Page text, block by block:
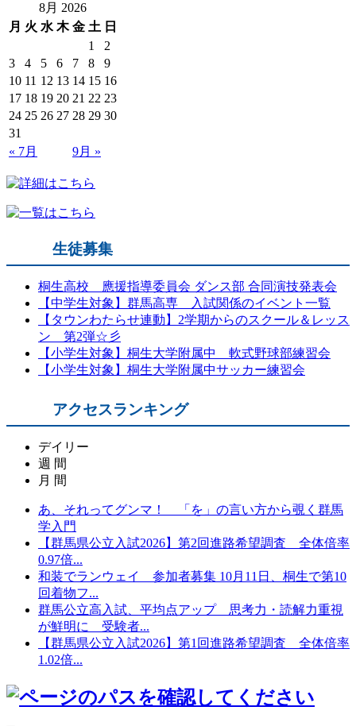
8月 2026
月 火 水 木 金 土 日
1
2
3
4 5 6 7 8
9
10 11 12 13 14 15 16
17 18 19 20 21 22 23
24 25 26 27 28 29 30
31
« 7月
9月 »
生徒募集
桐生高校 應援指導委員会 ダンス部 合同演技発表会
【中学生対象】群馬高専 入試関係のイベント一覧
【タウンわたらせ連動】2学期からのスクール＆レッス
ン 第2弾☆彡
【小学生対象】桐生大学附属中 軟式野球部練習会
【小学生対象】桐生大学附属中サッカー練習会
アクセスランキング
デイリー
週 間
月 間
あ、それってグンマ！ 「を」の言い方から覗く群馬
学入門
【群馬県公立入試2026】第2回進路希望調査 全体倍率
0.97倍...
和装でランウェイ 参加者募集 10月11日、桐生で第10
回着物フ...
群馬公立高入試、平均点アップ 思考力・読解力重視
が鮮明に 受験者...
【群馬県公立入試2026】第1回進路希望調査 全体倍率
1.02倍...